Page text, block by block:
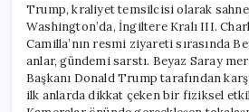
Trump, kraliyet temsilcisi olarak
Washington’da, İngiltere Kralı III.
Camilla’nın resmi ziyareti sırasında
anlar, gündemi sarstı. Beyaz Saray
Başkanı Donald Trump tarafından
ilk anlarda dikkat çeken bir fiziksel